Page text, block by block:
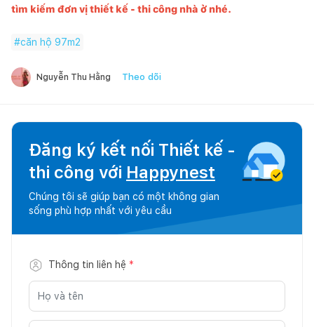
tìm kiếm đơn vị thiết kế - thi công nhà ở nhé.
#căn hộ 97m2
Nguyễn Thu Hằng Theo dõi
Đăng ký kết nối Thiết kế -
thi công với Happynest
Chúng tôi sẽ giúp bạn có một không gian
sống phù hợp nhất với yêu cầu
Thông tin liên hệ *